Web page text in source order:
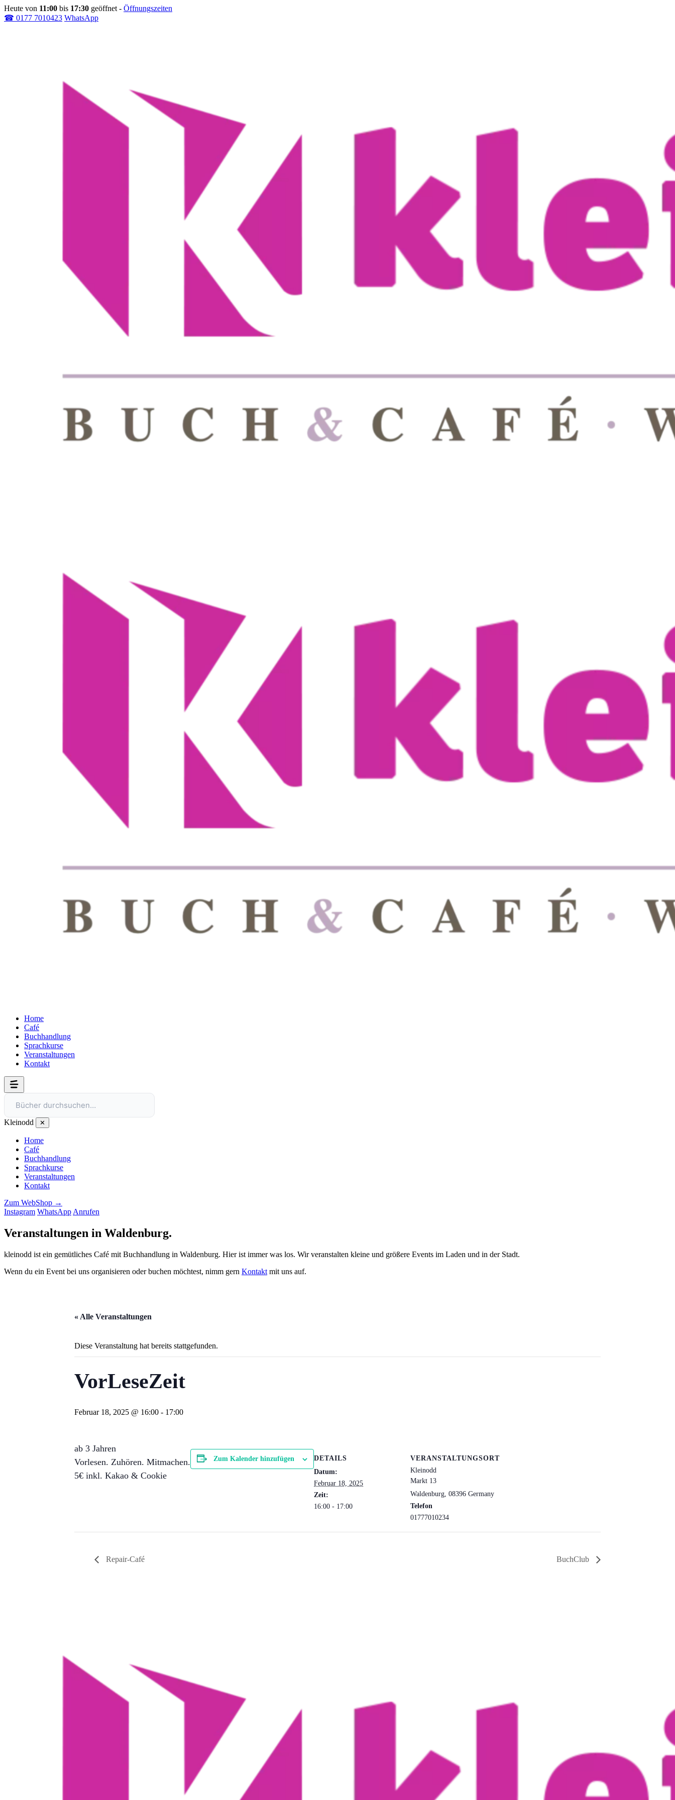
Heute von 11:00 bis 17:30 geöffnet - Öffnungszeiten
☎ 0177 7010423 WhatsApp
Home
Café
Buchhandlung
Sprachkurse
Veranstaltungen
Kontakt
Bücher durchsuchen…
Kleinodd ✕
Home
Café
Buchhandlung
Sprachkurse
Veranstaltungen
Kontakt
Zum WebShop →
Instagram WhatsApp Anrufen
Veranstaltungen in Waldenburg.
kleinodd ist ein gemütliches Café mit Buchhandlung in Waldenburg. Hier ist immer was los. Wir veranstalten kleine und größere Events im Laden und in der Stadt.
Wenn du ein Event bei uns organisieren oder buchen möchtest, nimm gern Kontakt mit uns auf.
« Alle Veranstaltungen
Diese Veranstaltung hat bereits stattgefunden.
VorLeseZeit
Februar 18, 2025 @ 16:00 - 17:00
ab 3 Jahren
Vorlesen. Zuhören. Mitmachen.
5€ inkl. Kakao & Cookie
Zum Kalender hinzufügen
DETAILS
Datum:
Februar 18, 2025
Zeit:
16:00 - 17:00
VERANSTALTUNGSORT
Kleinodd
Markt 13
Waldenburg, 08396 Germany
Telefon
01777010234
Repair-Café BuchClub